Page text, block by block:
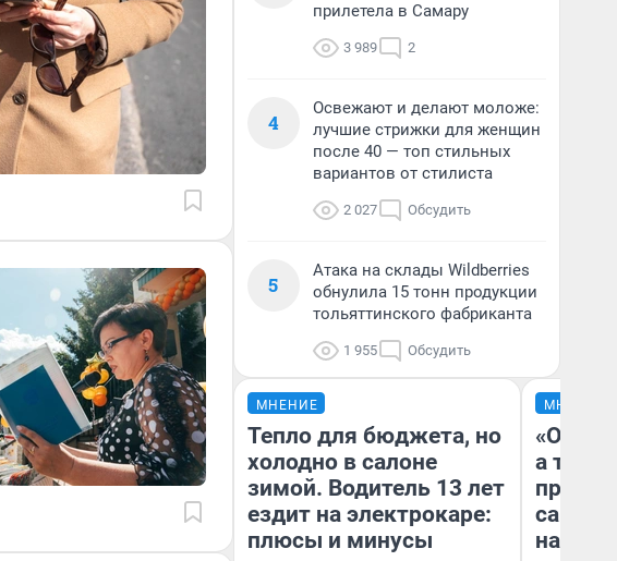
прилетела в Самару
3 989 2
4
Освежают и делают моложе:
лучшие стрижки для женщин
после 40 — топ стильных
вариантов от стилиста
2 027 Обсудить
5
Атака на склады Wildberries
обнулила 15 тонн продукции
тольяттинского фабриканта
1 955 Обсудить
МНЕНИЕ
Тепло для бюджета, но
холодно в салоне
зимой. Водитель 13 лет
ездит на электрокаре:
плюсы и минусы
МНЕНИЕ
а там
на АЗС